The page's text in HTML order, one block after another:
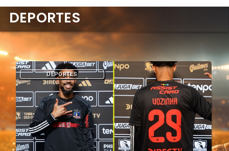
DEPORTES
DEPORTES